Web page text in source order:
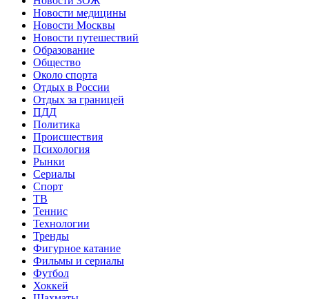
Новости медицины
Новости Москвы
Новости путешествий
Образование
Общество
Около спорта
Отдых в России
Отдых за границей
ПДД
Политика
Происшествия
Психология
Рынки
Сериалы
Спорт
ТВ
Теннис
Технологии
Тренды
Фигурное катание
Фильмы и сериалы
Футбол
Хоккей